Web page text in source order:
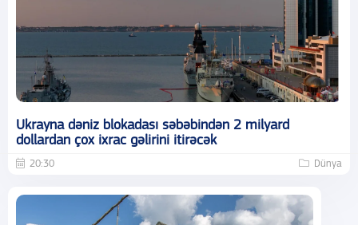
Ukrayna dəniz blokadası səbəbindən 2 milyard
dollardan çox ixrac gəlirini itirəcək
20:30 Dünya